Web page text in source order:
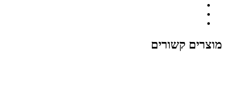
מוצרים קשורים